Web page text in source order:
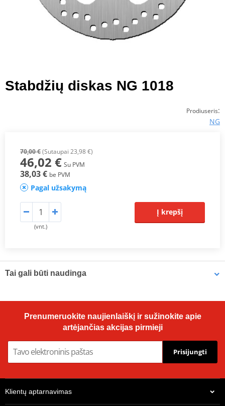
Stabdžių diskas NG 1018
Prodiuseris:
NG
70,00 €(Sutaupai 23,98 €)
46,02 € Su PVM
38,03 € be PVM
Pagal užsakymą
(vnt.)
Į krepšį
Tai gali būti naudinga
ml (ideal for workshops)
Prenumeruokite naujienlaiškį ir sužinokite apie
artėjančias akcijas pirmieji
Prisijungti
Klientų aptarnavimas